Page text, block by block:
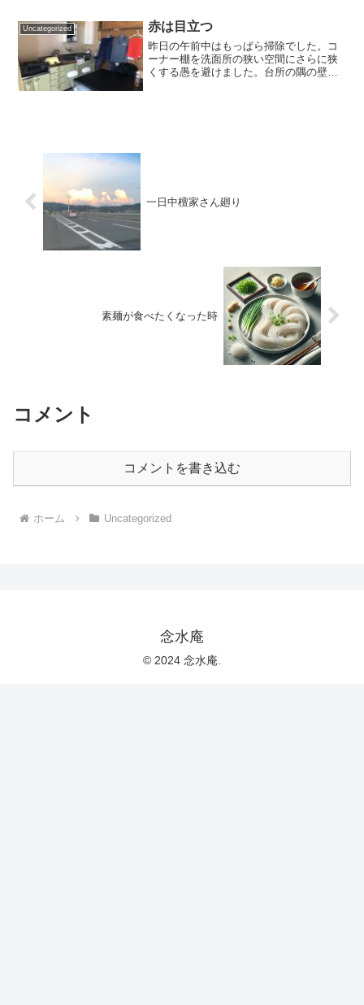
の地形はこんなもので、雨...
Uncategorized 赤は目立つ
昨日の午前中はもっぱら掃除でした。コ
ーナー棚を洗面所の狭い空間にさらに狭
くする愚を避けました。台所の隅の壁の
一日中檀家さん廻り
素麺が食べたくなった時
コメント
コメントを書き込む
ホーム Uncategorized
念水庵
© 2024 念水庵.